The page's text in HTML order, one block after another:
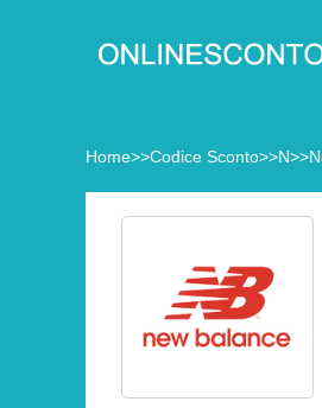
Home>>Codice Sconto>>N>>